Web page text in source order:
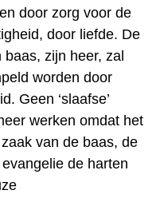
door zorg voor de
door liefde. De
zijn heer, zal
worden door
Geen ‘slaafse’
werken omdat het
zaak van de baas, de
de harten